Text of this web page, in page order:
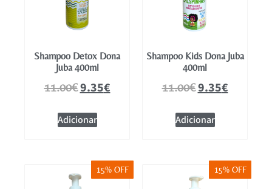
Shampoo Detox Dona
Juba 400ml
11.00€9.35€
Adicionar
Shampoo Kids Dona Juba
400ml
11.00€9.35€
Adicionar
15% OFF 15% OFF